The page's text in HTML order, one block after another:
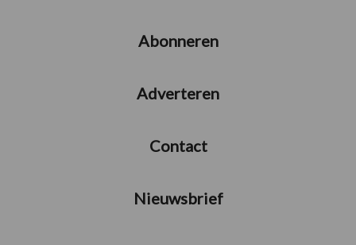
Abonneren
Adverteren
Contact
Nieuwsbrief